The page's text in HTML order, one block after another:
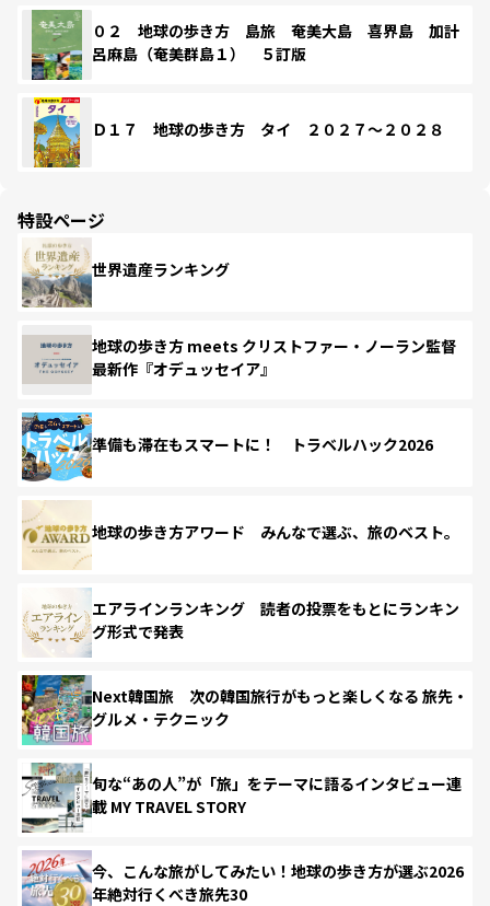
０２ 地球の歩き方 島旅 奄美大島 喜界島 加計
呂麻島（奄美群島１） ５訂版
Ｄ１７ 地球の歩き方 タイ ２０２７～２０２８
特設ページ
世界遺産ランキング
地球の歩き方 meets クリストファー・ノーラン監督
最新作『オデュッセイア』
準備も滞在もスマートに！ トラベルハック2026
地球の歩き方アワード みんなで選ぶ、旅のベスト。
エアラインランキング 読者の投票をもとにランキン
グ形式で発表
Next韓国旅 次の韓国旅行がもっと楽しくなる 旅先・
グルメ・テクニック
旬な“あの人”が「旅」をテーマに語るインタビュー連
載 MY TRAVEL STORY
今、こんな旅がしてみたい！地球の歩き方が選ぶ2026
年絶対行くべき旅先30